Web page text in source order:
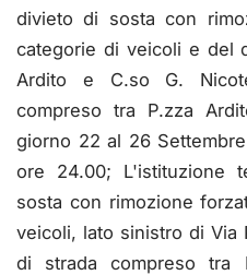
divieto di sosta con
categorie di veicoli e del
Ardito e C.so G.
compreso tra P.zza
giorno 22 al 26
ore 24.00; L'istituzione
sosta con rimozione
veicoli, lato sinistro di Via
di strada compreso tra